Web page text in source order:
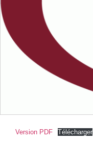
Version PDF Télécharger